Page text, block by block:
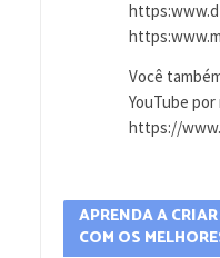
Você
YouTube
https://
APRENDA A
COM OS